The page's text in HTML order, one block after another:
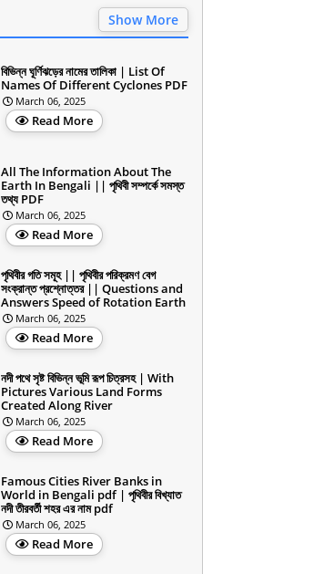
Show More
বিভিন্ন ঘূর্ণিঝড়ের নামের তালিকা | List Of
Names Of Different Cyclones PDF
March 06, 2025
Read More
All The Information About The
Earth In Bengali || পৃথিবী সম্পর্কে সমস্ত
তথ্য PDF
March 06, 2025
Read More
পৃথিবীর গতি সমূহ || পৃথিবীর পরিক্রমণ বেগ
সংক্রান্ত প্রশ্নোত্তর || Questions and
Answers Speed of Rotation Earth
March 06, 2025
Read More
নদী পথে সৃষ্ট বিভিন্ন ভূমি রূপ চিত্রসহ | With
Pictures Various Land Forms
Created Along River
March 06, 2025
Read More
Famous Cities River Banks in
World in Bengali pdf | পৃথিবীর বিখ্যাত
নদী তীরবর্তী শহর এর নাম pdf
March 06, 2025
Read More